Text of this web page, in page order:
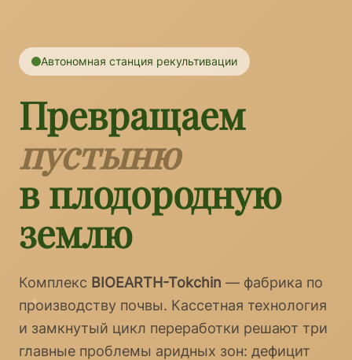
Автономная станция рекультивации
Превращаем
пустыню
в плодородную
землю
Комплекс BIOEARTH-Tokchin — фабрика по
производству почвы. Кассетная технология
и замкнутый цикл переработки решают три
главные проблемы аридных зон: дефицит